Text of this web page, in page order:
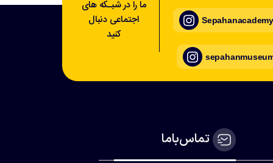
ما را در شبـکه های
اجتماعی دنبال
کنید
تماس‌با‌ما